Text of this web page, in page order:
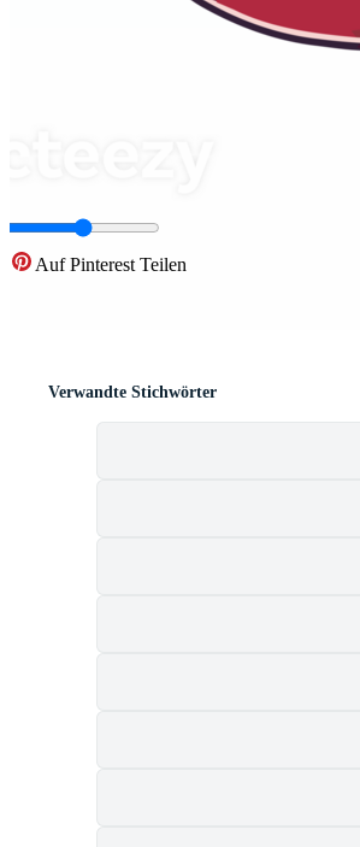
Auf Pinterest Teilen
Verwandte Stichwörter